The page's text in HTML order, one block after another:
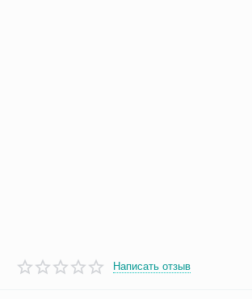
Написать отзыв